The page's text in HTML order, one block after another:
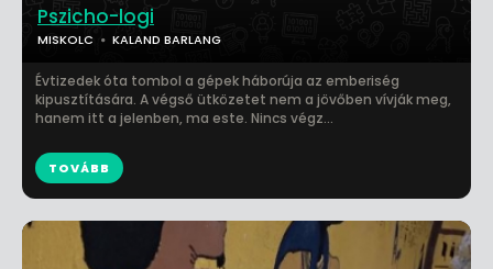
Pszicho-logi
MISKOLC KALAND BARLANG
Évtizedek óta tombol a gépek háborúja az emberiség
kipusztítására. A végső ütközetet nem a jövőben vívják meg,
hanem itt a jelenben, ma este. Nincs végz...
TOVÁBB